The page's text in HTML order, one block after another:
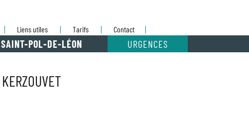
Liens utiles Tarifs Contact
SAINT-POL-DE-LÉON URGENCES